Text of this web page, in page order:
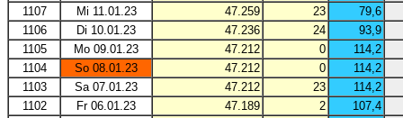
1107
Mi 11.01.23 47.259 23
79,6
1106
Di 10.01.23 47.236 24
93,9
1105
Mo 09.01.23 47.212 0
114,2
1104
So 08.01.23 47.212 0
114,2
1103
Sa 07.01.23 47.212 23
114,2
1102
Fr 06.01.23 47.189 2
107,4